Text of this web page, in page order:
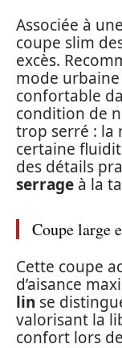
Associée à
coupe slim
excès.
mode
confortable
condition de
trop serré : la
certaine
des détails
serrage à la
Coupe large
Cette coupe
d’aisance
lin se
valorisant la
confort lors